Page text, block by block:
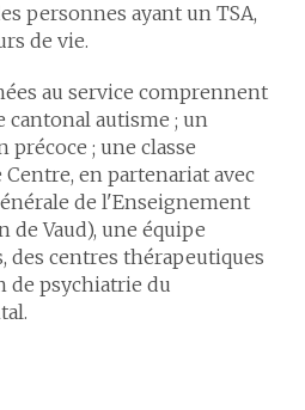
personnes ayant un TSA,
de vie.
au service comprennent
autisme ; un
; une classe
en partenariat avec
de l'Enseignement
de Vaud), une équipe
centres thérapeutiques
de psychiatrie du